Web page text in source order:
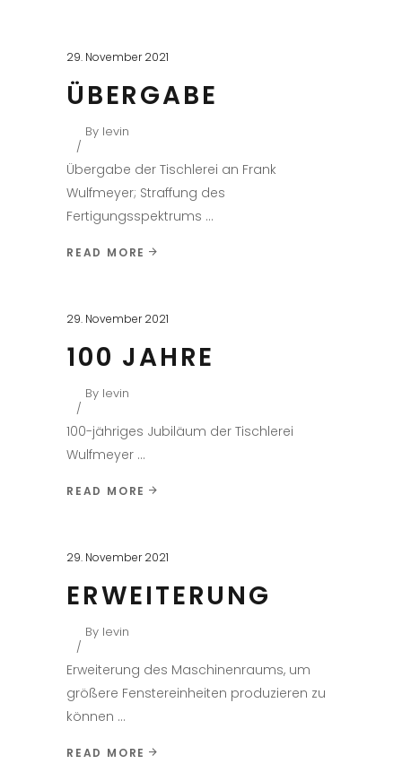
29. November 2021
ÜBERGABE
By levin
Übergabe der Tischlerei an Frank
Wulfmeyer; Straffung des
Fertigungsspektrums
READ MORE
29. November 2021
100 JAHRE
By levin
100-jähriges Jubiläum der Tischlerei
Wulfmeyer
READ MORE
29. November 2021
ERWEITERUNG
By levin
Erweiterung des Maschinenraums, um
größere Fenstereinheiten produzieren zu
können
READ MORE